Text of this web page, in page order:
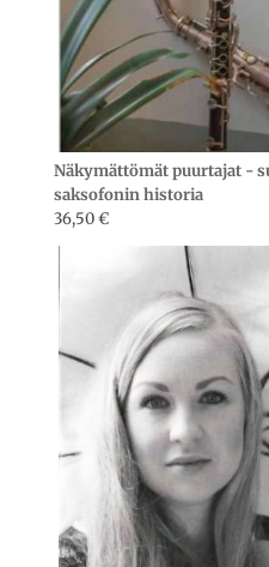
Näkymättömät puurtajat -
saksofonin historia
36,50€